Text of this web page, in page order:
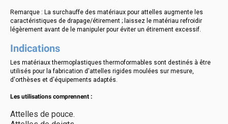
Remarque : La surchauffe des matériaux pour attelles augmente les
caractéristiques de drapage/étirement ; laissez le matériau refroidir
légèrement avant de le manipuler pour éviter un étirement excessif.
Indications
Les matériaux thermoplastiques thermoformables sont destinés à être
utilisés pour la fabrication d'attelles rigides moulées sur mesure,
d'orthèses et d'équipements adaptés.
Les utilisations comprennent :
Attelles de pouce.